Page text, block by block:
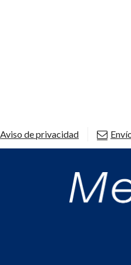
Aviso de privacidad